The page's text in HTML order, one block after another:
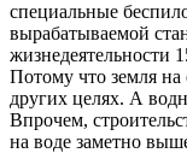
специальные
вырабатываемой
жизнедеятельности
Потому что земля на
других целях. А
Впрочем,
на воде заметно